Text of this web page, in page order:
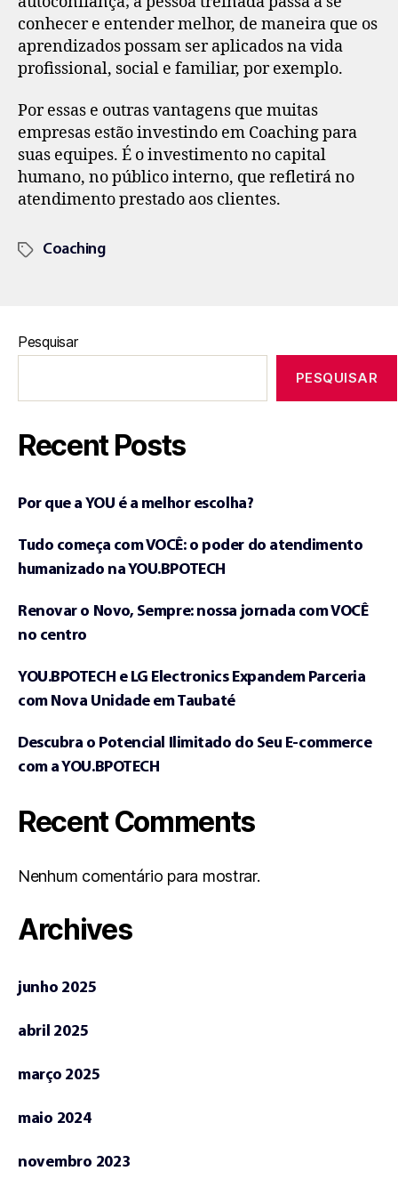
conhecer e entender melhor, de maneira que os
aprendizados possam ser aplicados na vida
profissional, social e familiar, por exemplo.
Por essas e outras vantagens que muitas
empresas estão investindo em Coaching para
suas equipes. É o investimento no capital
humano, no público interno, que refletirá no
atendimento prestado aos clientes.
Coaching
Pesquisar
PESQUISAR
Recent Posts
Por que a YOU é a melhor escolha?
Tudo começa com VOCÊ: o poder do atendimento
humanizado na YOU.BPOTECH
Renovar o Novo, Sempre: nossa jornada com VOCÊ
no centro
YOU.BPOTECH e LG Electronics Expandem Parceria
com Nova Unidade em Taubaté
Descubra o Potencial Ilimitado do Seu E-commerce
com a YOU.BPOTECH
Recent Comments
Nenhum comentário para mostrar.
Archives
junho 2025
abril 2025
março 2025
maio 2024
novembro 2023